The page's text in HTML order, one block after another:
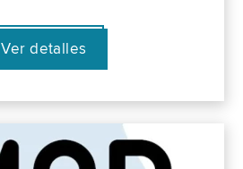
Ver detalles